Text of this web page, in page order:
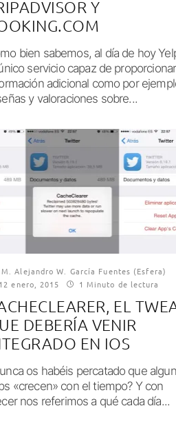
Y
bien sabemos, al día de hoy
servicio capaz de proporcionar
adicional como por
y valoraciones sobre...
M. Alejandro W. García Fuentes (Esfera)
12 enero, 2015
1 Minuto de lectura
EL
DEBERÍA VENIR
EN IOS
os habéis percatado que
«crecen» con el tiempo? Y con
nos referimos a qué cada día...